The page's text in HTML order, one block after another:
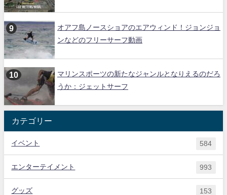
オアフ島ノースショアのエアウィンド！ジョンジョ
ンなどのフリーサーフ動画
マリンスポーツの新たなジャンルとなりえるのだろ
うか：ジェットサーフ
カテゴリー
イベント 584
エンターテイメント 993
グッズ 153